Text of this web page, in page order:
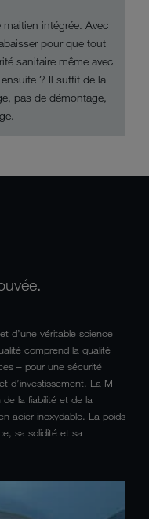
intégrée. Avec
pour que tout
sanitaire même avec
? Il suffit de la
pas de démontage,
d’une véritable science
comprend la qualité
– pour une sécurité
d’investissement. La M-
la fiabilité et de la
acier inoxydable. La poids
sa solidité et sa